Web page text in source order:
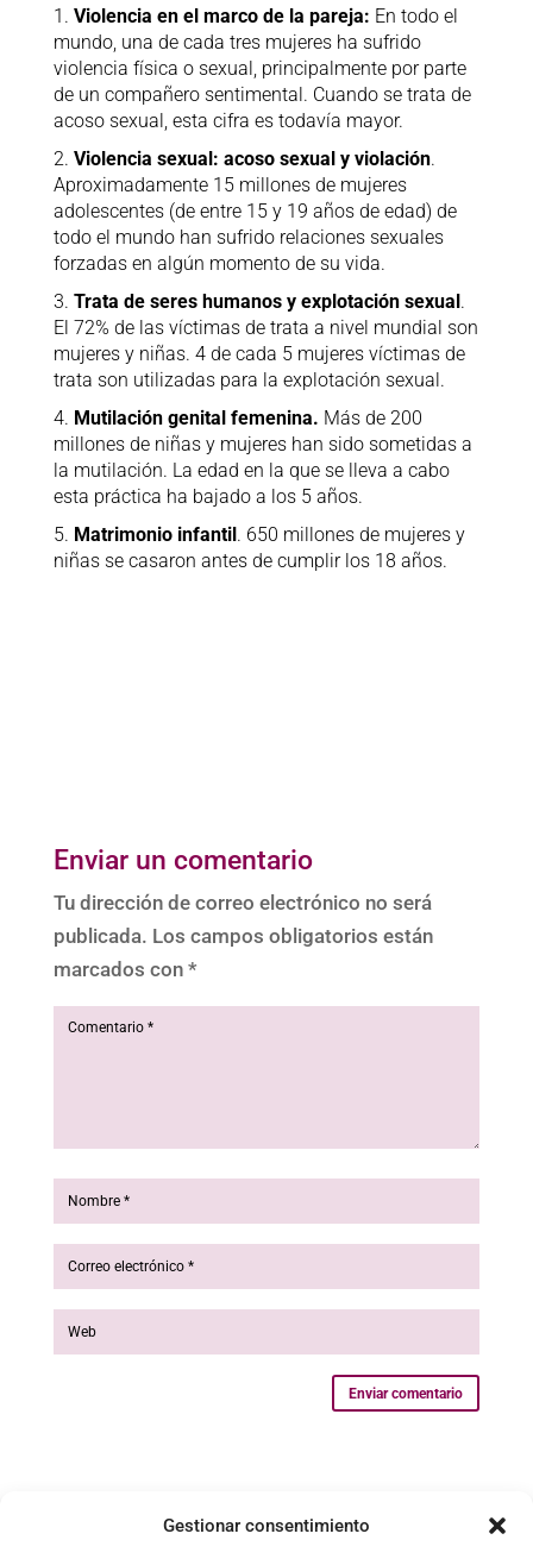
Gestionar consentimiento
1. Violencia en el marco de la pareja: En todo el
mundo, una de cada tres mujeres ha sufrido
violencia física o sexual, principalmente por parte
de un compañero sentimental. Cuando se trata de
acoso sexual, esta cifra es todavía mayor.
2. Violencia sexual: acoso sexual y violación.
Aproximadamente 15 millones de mujeres
adolescentes (de entre 15 y 19 años de edad) de
todo el mundo han sufrido relaciones sexuales
forzadas en algún momento de su vida.
3. Trata de seres humanos y explotación sexual.
El 72% de las víctimas de trata a nivel mundial son
mujeres y niñas. 4 de cada 5 mujeres víctimas de
trata son utilizadas para la explotación sexual.
4. Mutilación genital femenina. Más de 200
millones de niñas y mujeres han sido sometidas a
la mutilación. La edad en la que se lleva a cabo
esta práctica ha bajado a los 5 años.
5. Matrimonio infantil. 650 millones de mujeres y
niñas se casaron antes de cumplir los 18 años.
Enviar un comentario
Tu dirección de correo electrónico no será
publicada. Los campos obligatorios están
marcados con *
Enviar comentario